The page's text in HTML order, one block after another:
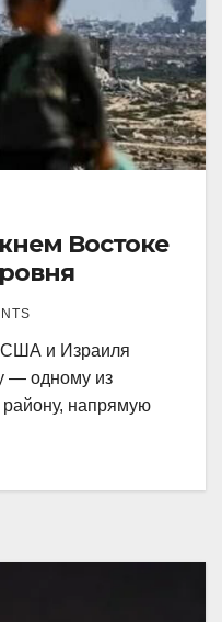
Востоке
и Израиля
— одному из
напрямую